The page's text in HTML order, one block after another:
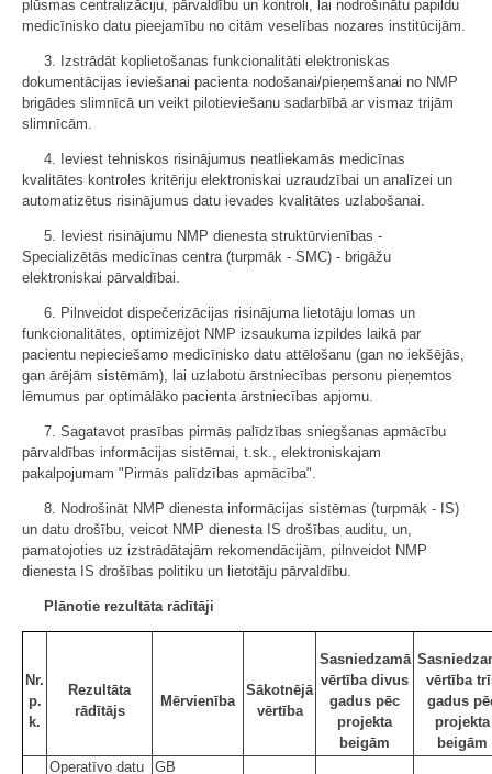
plūsmas centralizāciju, pārvaldību un kontroli, lai nodrošinātu papildu
medicīnisko datu pieejamību no citām veselības nozares institūcijām.
3. Izstrādāt koplietošanas funkcionalitāti elektroniskas
dokumentācijas ieviešanai pacienta nodošanai/pieņemšanai no NMP
brigādes slimnīcā un veikt pilotieviešanu sadarbībā ar vismaz trijām
slimnīcām.
4. Ieviest tehniskos risinājumus neatliekamās medicīnas
kvalitātes kontroles kritēriju elektroniskai uzraudzībai un analīzei un
automatizētus risinājumus datu ievades kvalitātes uzlabošanai.
5. Ieviest risinājumu NMP dienesta struktūrvienības -
Specializētās medicīnas centra (turpmāk - SMC) - brigāžu
elektroniskai pārvaldībai.
6. Pilnveidot dispečerizācijas risinājuma lietotāju lomas un
funkcionalitātes, optimizējot NMP izsaukuma izpildes laikā par
pacientu nepieciešamo medicīnisko datu attēlošanu (gan no iekšējās,
gan ārējām sistēmām), lai uzlabotu ārstniecības personu pieņemtos
lēmumus par optimālāko pacienta ārstniecības apjomu.
7. Sagatavot prasības pirmās palīdzības sniegšanas apmācību
pārvaldības informācijas sistēmai, t.sk., elektroniskajam
pakalpojumam "Pirmās palīdzības apmācība".
8. Nodrošināt NMP dienesta informācijas sistēmas (turpmāk - IS)
un datu drošību, veicot NMP dienesta IS drošības auditu, un,
pamatojoties uz izstrādātajām rekomendācijām, pilnveidot NMP
dienesta IS drošības politiku un lietotāju pārvaldību.
Plānotie rezultāta rādītāji
Nr.
p.
k.
Rezultāta
rādītājs
Mērvienība
Sākotnējā
vērtība
Sasniedzamā
vērtība divus
gadus pēc
projekta
beigām
vērtība
gadus
projekta
beigām
Operatīvo datu
GB